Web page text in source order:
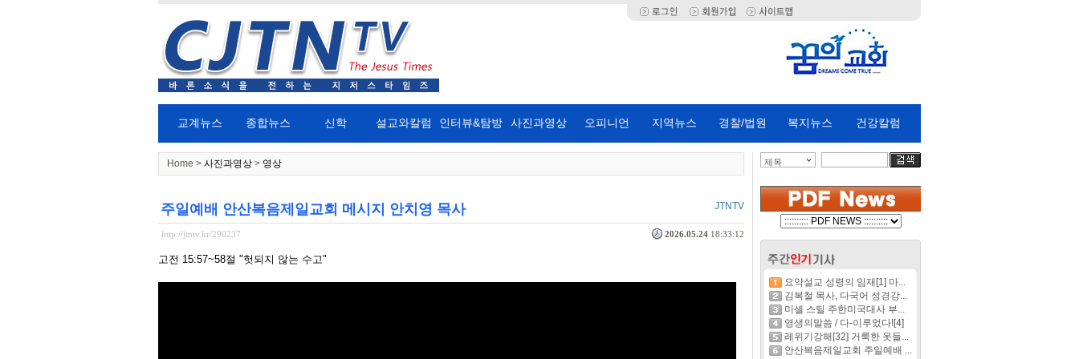
교계뉴스 종합뉴스 신학 설교와칼럼 인터뷰&탐방 사진과영상 오피니언 지역뉴스 경찰/법원 복지뉴스 건강칼럼
Home > 사진과영상 > 영상
주일예배 안산복음제일교회 메시지 안치영 목사 JTNTV
http://jtntv.kr/290237 2026.05.24 18:33:12
고전 15:57~58절 "헛되지 않는 수고"
제목
요약설교 성령의 임재[1] 마...
김복철 목사, 다국어 성경강...
미셸 스틸 주한미국대사 부...
영생의말씀 / 다-이루었다![4]
레위기강해[32] 거룩한 옷들...
안산복음제일교회 주일예배 ...